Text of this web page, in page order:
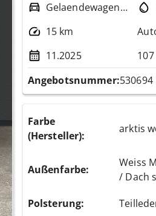
Gelaendewagen / Pickup
15 km
11.2025
107
Angebotsnummer:530694
Farbe
(Hersteller):
arktis
Außenfarbe:
Weiss
/ Dach
Polsterung: